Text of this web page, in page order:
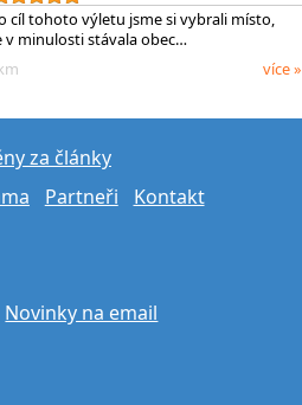
cíl tohoto výletu jsme si vybrali místo,
v minulosti stávala obec…
více »
za články
Partneři Kontakt
Novinky na email